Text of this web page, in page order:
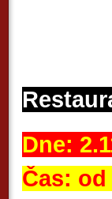
Dne:
Čas: